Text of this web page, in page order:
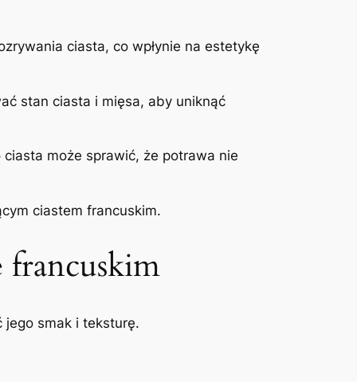
ciasta, co wpłynie na estetykę
stan ciasta i mięsa, aby uniknąć
może sprawić, że potrawa nie
ciastem francuskim.
francuskim
jego smak i teksturę.